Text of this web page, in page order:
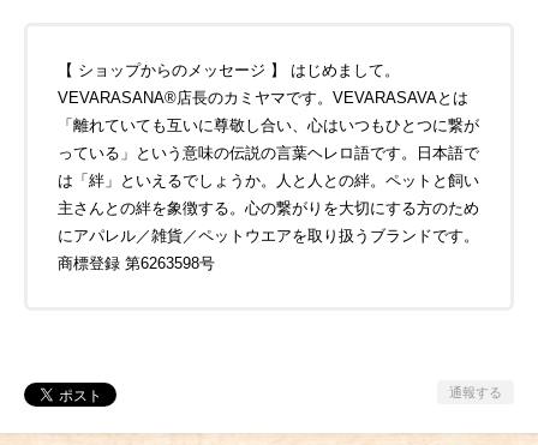
【 ショップからのメッセージ 】 はじめまして。
VEVARASANA®店長のカミヤマです。VEVARASAVAとは
「離れていても互いに尊敬し合い、心はいつもひとつに繋が
っている」という意味の伝説の言葉ヘレロ語です。日本語で
は「絆」といえるでしょうか。人と人との絆。ペットと飼い
主さんとの絆を象徴する。心の繋がりを大切にする方のため
にアパレル／雑貨／ペットウエアを取り扱うブランドです。
商標登録 第6263598号
通報する